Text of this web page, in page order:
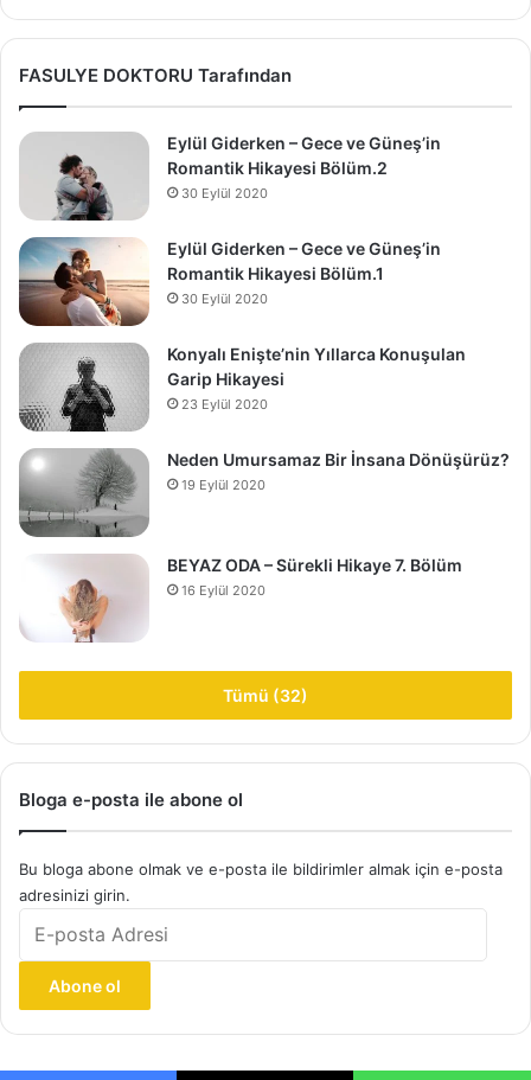
FASULYE DOKTORU Tarafından
Eylül Giderken – Gece ve Güneş’in
Romantik Hikayesi Bölüm.2
30 Eylül 2020
Eylül Giderken – Gece ve Güneş’in
Romantik Hikayesi Bölüm.1
30 Eylül 2020
Konyalı Enişte’nin Yıllarca Konuşulan
Garip Hikayesi
23 Eylül 2020
Neden Umursamaz Bir İnsana Dönüşürüz?
19 Eylül 2020
BEYAZ ODA – Sürekli Hikaye 7. Bölüm
16 Eylül 2020
Tümü (32)
Bloga e-posta ile abone ol
Bu bloga abone olmak ve e-posta ile bildirimler almak için e-posta
adresinizi girin.
posta
Abone ol